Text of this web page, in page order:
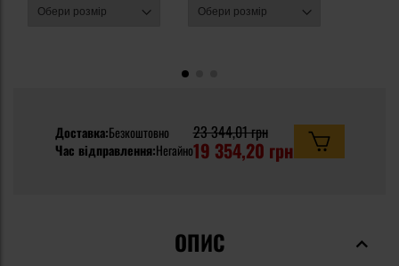
Доставка:Безкоштовно
Час відправлення:Негайно
23 344,01 грн
19 354,20 грн
ОПИС